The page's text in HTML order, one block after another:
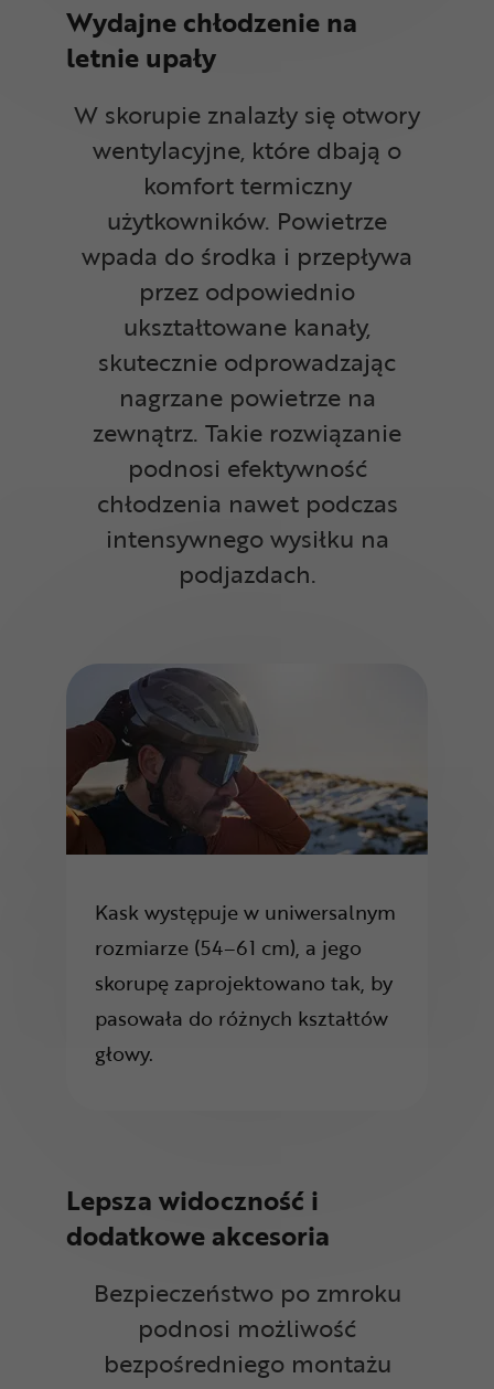
Wydajne chłodzenie na
letnie upały
W skorupie znalazły się otwory
wentylacyjne, które dbają o
komfort termiczny
użytkowników. Powietrze
wpada do środka i przepływa
przez odpowiednio
ukształtowane kanały,
skutecznie odprowadzając
nagrzane powietrze na
zewnątrz. Takie rozwiązanie
podnosi efektywność
chłodzenia nawet podczas
intensywnego wysiłku na
podjazdach.
Kask występuje w uniwersalnym
rozmiarze (54–61 cm), a jego
skorupę zaprojektowano tak, by
pasowała do różnych kształtów
głowy.
Lepsza widoczność i
dodatkowe akcesoria
Bezpieczeństwo po zmroku
podnosi możliwość
bezpośredniego montażu